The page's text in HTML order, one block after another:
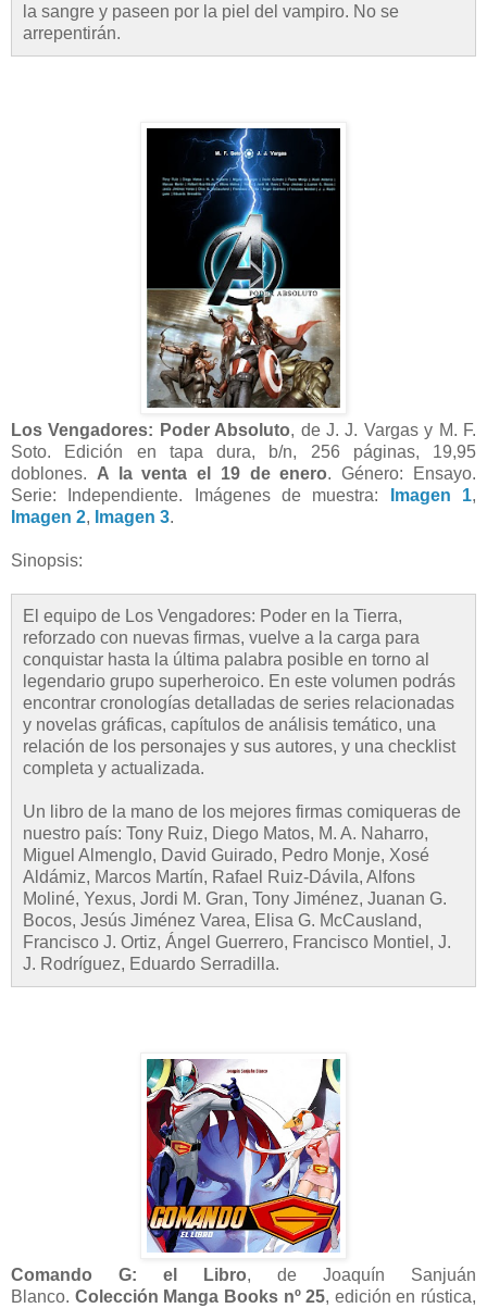
la sangre y paseen por la piel del vampiro. No se
arrepentirán.
Los Vengadores: Poder Absoluto, de J. J. Vargas y M. F.
Soto. Edición en tapa dura, b/n, 256 páginas, 19,95
doblones. A la venta el 19 de enero. Género: Ensayo.
Serie: Independiente. Imágenes de muestra:
Imagen 1,
Imagen 2, Imagen 3.
Sinopsis:
El equipo de Los Vengadores: Poder en la Tierra,
reforzado con nuevas firmas, vuelve a la carga para
conquistar hasta la última palabra posible en torno al
legendario grupo superheroico. En este volumen podrás
encontrar cronologías detalladas de series relacionadas
y novelas gráficas, capítulos de análisis temático, una
relación de los personajes y sus autores, y una checklist
completa y actualizada.
Un libro de la mano de los mejores firmas comiqueras de
nuestro país: Tony Ruiz, Diego Matos, M. A. Naharro,
Miguel Almenglo, David Guirado, Pedro Monje, Xosé
Aldámiz, Marcos Martín, Rafael Ruiz-Dávila, Alfons
Moliné, Yexus, Jordi M. Gran, Tony Jiménez, Juanan G.
Bocos, Jesús Jiménez Varea, Elisa G. McCausland,
Francisco J. Ortiz, Ángel Guerrero, Francisco Montiel, J.
J. Rodríguez, Eduardo Serradilla.
Comando G: el Libro, de Joaquín Sanjuán
Blanco. Colección Manga Books nº 25, edición en rústica,